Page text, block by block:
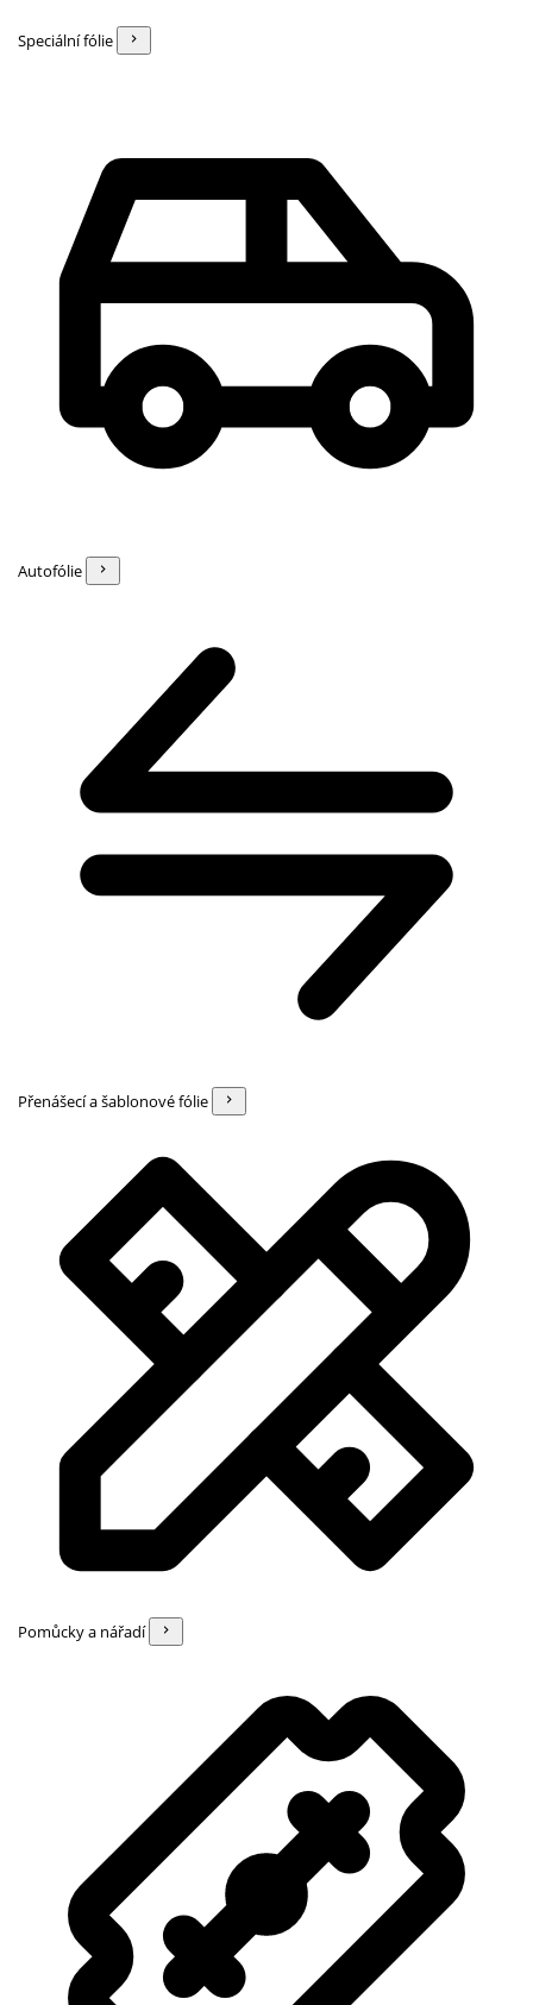
Speciální fólie
Autofólie
Přenášecí a šablonové fólie
Pomůcky a nářadí